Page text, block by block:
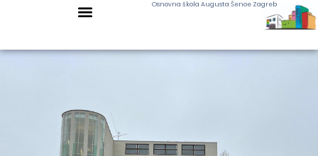
Osnovna škola Augusta Šenoe Zagreb